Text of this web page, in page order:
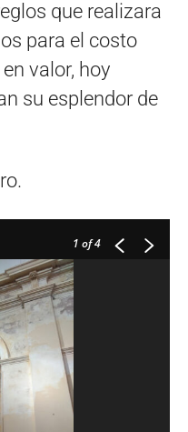
que realizara
para el costo
valor, hoy
su esplendor de
1 of 4